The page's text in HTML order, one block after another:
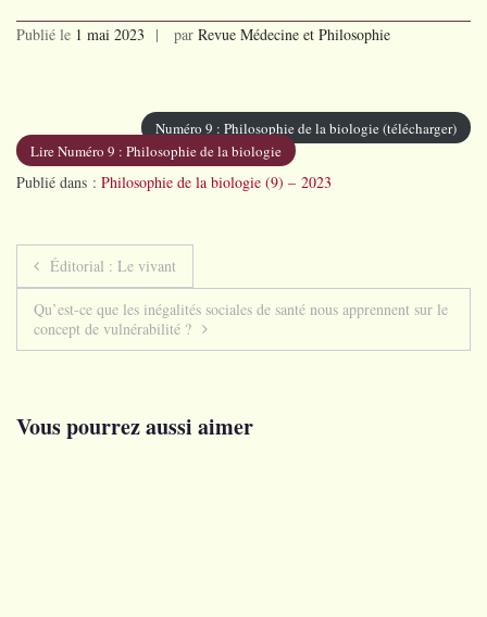
Publié le 1 mai 2023 par Revue Médecine et Philosophie
Numéro 9 : Philosophie de la biologie (télécharger)
Lire Numéro 9 : Philosophie de la biologie
Publié dans : Philosophie de la biologie (9) – 2023
Navigation
de
l’article
Éditorial : Le vivant
Qu’est-ce que les inégalités sociales de santé nous apprennent sur le
concept de vulnérabilité ?
Vous pourrez aussi aimer